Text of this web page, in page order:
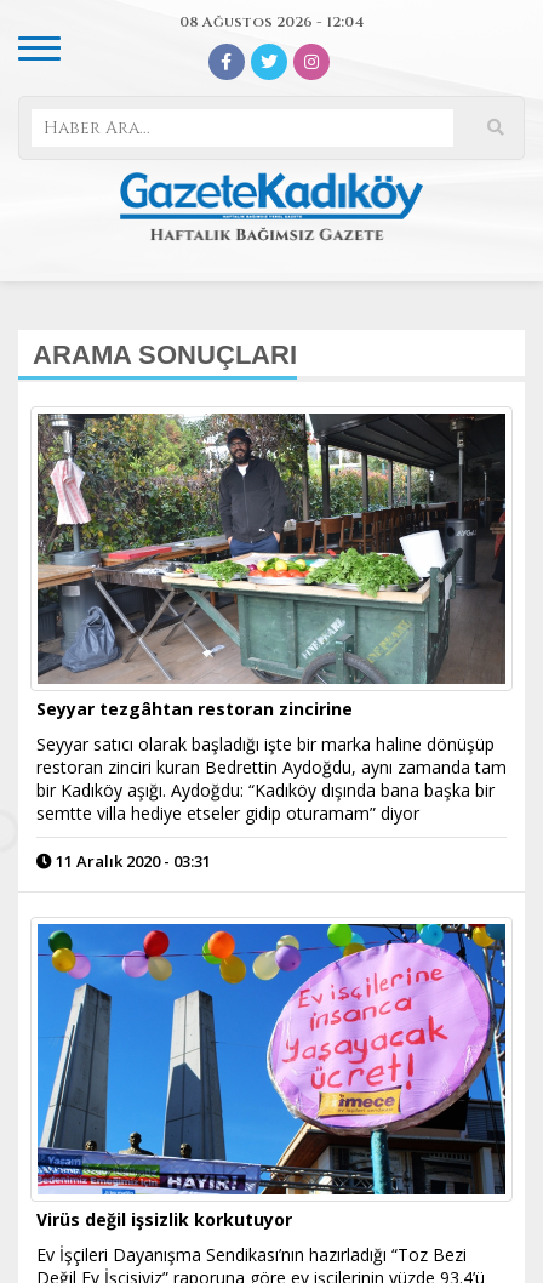
08 Ağustos 2026 - 12:04
ARAMA SONUÇLARI
Seyyar tezgâhtan restoran zincirine
Seyyar satıcı olarak başladığı işte bir marka haline dönüşüp
restoran zinciri kuran Bedrettin Aydoğdu, aynı zamanda tam
bir Kadıköy aşığı. Aydoğdu: “Kadıköy dışında bana başka bir
semtte villa hediye etseler gidip oturamam” diyor
11 Aralık 2020 - 03:31
Virüs değil işsizlik korkutuyor
Ev İşçileri Dayanışma Sendikası’nın hazırladığı “Toz Bezi
Değil Ev İşçisiyiz” raporuna göre ev işçilerinin yüzde 93.4’ü